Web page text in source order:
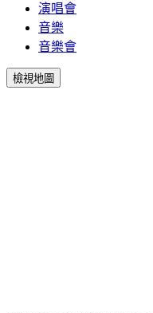
演唱會
音樂
音樂會
檢視地圖